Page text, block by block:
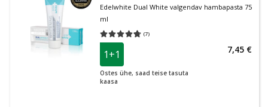
Edelwhite Dual White valgendav hambapasta 75
ml
(7)
Keskmine hinnang 4.71
1+1
Ostes ühe, saad teise tasuta
kaasa
7,45 €